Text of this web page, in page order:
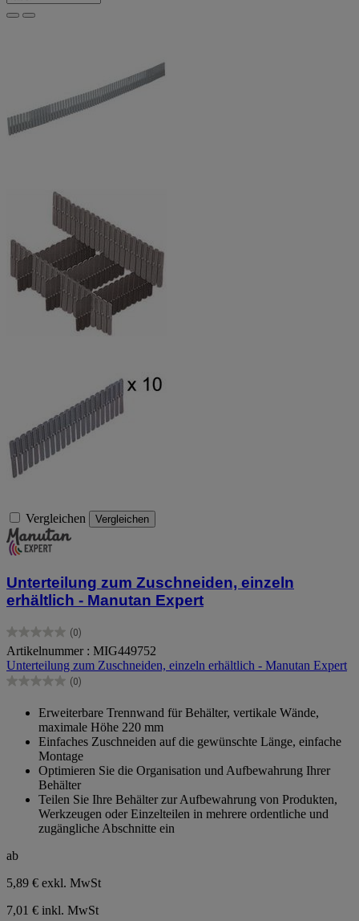
Vergleichen Vergleichen
Unterteilung zum Zuschneiden, einzeln
erhältlich - Manutan Expert
(0)
0.0
von
5
Sternen.
Artikelnummer : MIG449752
Unterteilung zum Zuschneiden, einzeln erhältlich - Manutan Expert
(0)
0.0
Sternen.
Erweiterbare Trennwand für Behälter, vertikale Wände,
maximale Höhe 220 mm
Einfaches Zuschneiden auf die gewünschte Länge, einfache
Montage
Optimieren Sie die Organisation und Aufbewahrung Ihrer
Behälter
Teilen Sie Ihre Behälter zur Aufbewahrung von Produkten,
Werkzeugen oder Einzelteilen in mehrere ordentliche und
zugängliche Abschnitte ein
ab
5,89 € exkl. MwSt
7,01 € inkl. MwSt